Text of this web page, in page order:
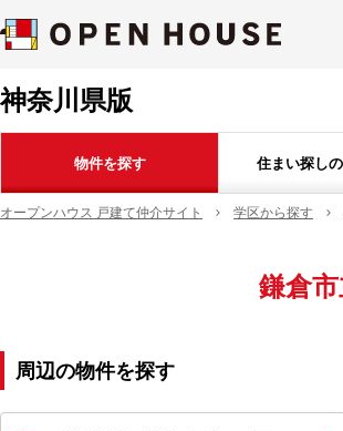
神奈川県版
物件を探す 住まい探し
オープンハウス 戸建て仲介サイト 学区から探す
鎌倉
周辺の物件を探す